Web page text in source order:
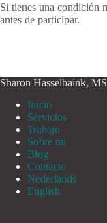
Si tienes una condición
antes de participar.
Sharon Hasselbaink,
Inicio
Servicios
Trabajo
Sobre mi
Blog
Contacto
Nederlands
English